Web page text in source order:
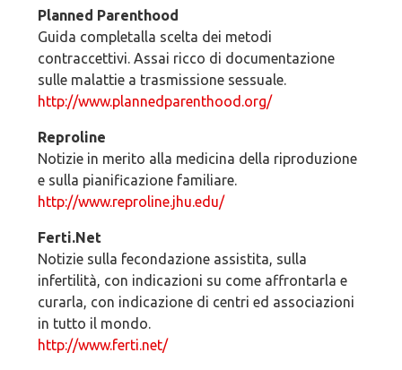
Planned Parenthood
Guida completalla scelta dei metodi
contraccettivi. Assai ricco di documentazione
sulle malattie a trasmissione sessuale.
http://www.plannedparenthood.org/
Reproline
Notizie in merito alla medicina della riproduzione
e sulla pianificazione familiare.
http://www.reproline.jhu.edu/
Ferti.Net
Notizie sulla fecondazione assistita, sulla
infertilità, con indicazioni su come affrontarla e
curarla, con indicazione di centri ed associazioni
in tutto il mondo.
http://www.ferti.net/